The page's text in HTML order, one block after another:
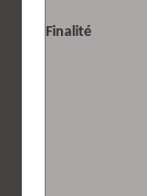
Finalité